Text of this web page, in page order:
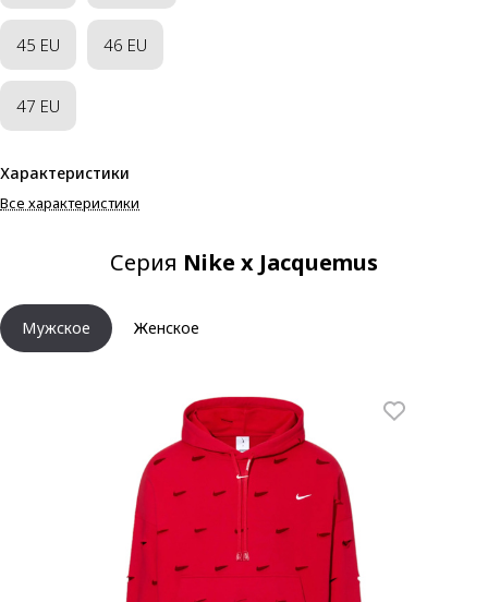
45 EU 46 EU
47 EU
Характеристики
Все характеристики
Серия Nike x Jacquemus
Мужское Женское